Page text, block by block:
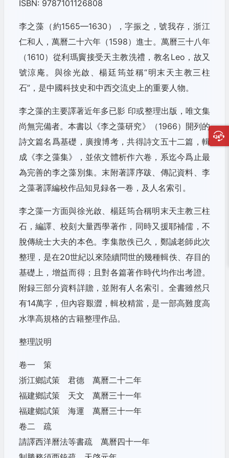
ISBN: 9787101126808
李之藻（約1565—1630），字振之，號我存，浙江
仁和人，萬曆二十六年（1598）進士。萬曆三十八年
（1610）從利瑪竇接受天主教洗禮，教名Leo，故又
號涼庵。與徐光啟、楊廷筠並稱“明末天主教三柱
石”，是中國科技史和中西交流史上的重要人物。
李之藻的主要譯著近年多已影 印或整理出版，唯文集
尚無完備者。本書以《李之藻研究》（1966）開列的
詩文篇名爲基礎，廣搜博考，共得詩文五十二篇，輯
成《李之藻集》，並依文體析作六卷，系迄今爲止最
為完善的李之藻別集。末附著譯序跋、傳記資料、李
之藻著譯編校作品知見録各一卷，及人名索引。
李之藻一方面與徐光啟、楊廷筠合稱明末天主教三柱
石，編譯、校刻大量西學著作，同時又援耶補儒，不
脫傳統士大夫的本色。李集散佚已久，鄭誠老師此次
整理，是在20世紀以來陸續問世的幾種輯佚、存目的
基礎上，增益而得；且對各篇著作時代均作出考證。
附録三部分資料詳贍，並附有人名索引。全書雖然只
有14萬字，但內容艱澀，輯校精當，是一部高難度高
水準高規格的古籍整理作品。
整理説明
卷一 策
浙江鄉試策 君德 萬曆二十二年
福建鄉試策 天文 萬曆三十一年
福建鄉試策 海運 萬曆三十一年
卷二 疏
請譯西洋曆法等書疏 萬曆四十一年